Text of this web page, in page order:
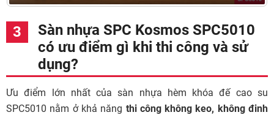
Sàn nhựa SPC Kosmos SPC5010
có ưu điểm gì khi thi công và sử
dụng?
Ưu điểm lớn nhất của sàn nhựa hèm khóa đế cao su
SPC5010 nằm ở khả năng thi công không keo, không đinh